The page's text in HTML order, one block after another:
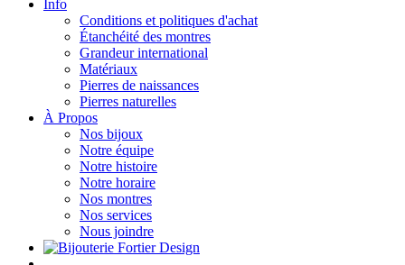
Info
Conditions et politiques d'achat
Étanchéité des montres
Grandeur international
Matériaux
Pierres de naissances
Pierres naturelles
À Propos
Nos bijoux
Notre équipe
Notre histoire
Notre horaire
Nos montres
Nos services
Nous joindre